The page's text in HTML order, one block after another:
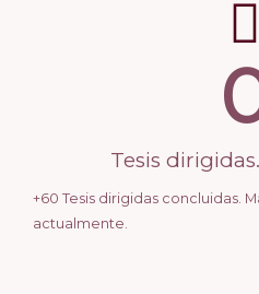
Tesis
+60 Tesis dirigidas concluidas.
actualmente.